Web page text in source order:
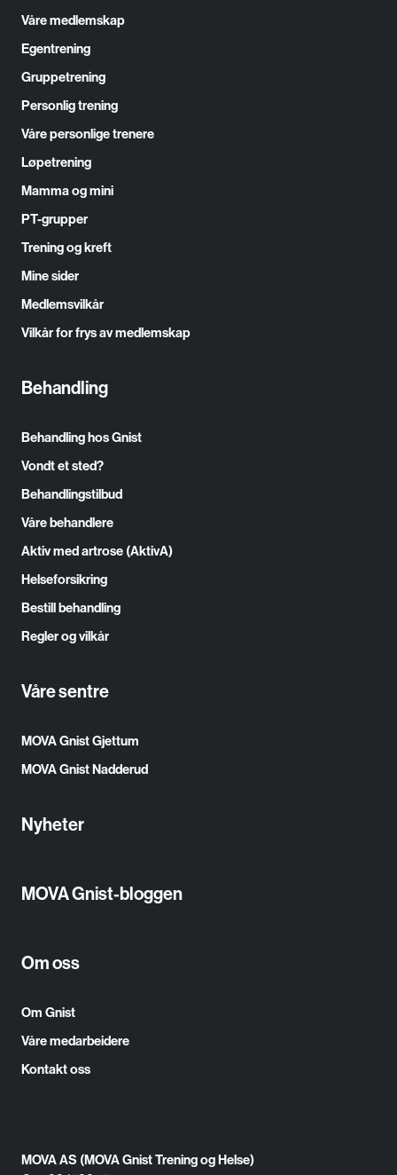
Våre medlemskap
Egentrening
Gruppetrening
Personlig trening
Våre personlige trenere
Løpetrening
Mamma og mini
PT-grupper
Trening og kreft
Mine sider
Medlemsvilkår
Vilkår for frys av medlemskap
Behandling
Behandling hos Gnist
Vondt et sted?
Behandlingstilbud
Våre behandlere
Aktiv med artrose (AktivA)
Helseforsikring
Bestill behandling
Regler og vilkår
Våre sentre
MOVA Gnist Gjettum
MOVA Gnist Nadderud
Nyheter
MOVA Gnist-bloggen
Om oss
Om Gnist
Våre medarbeidere
Kontakt oss
MOVA AS (MOVA Gnist Trening og Helse)